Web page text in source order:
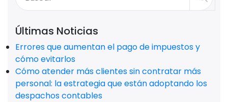
Últimas Noticias
Errores que aumentan el pago de impuestos y
cómo evitarlos
Cómo atender más clientes sin contratar más
personal: la estrategia que están adoptando los
despachos contables